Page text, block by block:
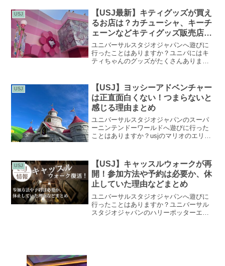
ので調べたことをまとめていきます！ス
ポンサーリンク (...
USJ
【USJ最新】キティグッズが買え
るお店は？カチューシャ、キーチ
ェーンなどキティグッズ販売店ま
とめ
ユニバーサルスタジオジャパンへ遊びに
行ったことはありますか？ユニバにはキ
ティちゃんのグッズがたくさんありま
ます。そんなキティちゃんのカチューシ
ャはどこで買えるのかオスス...
USJ
【USJ】ヨッシーアドベンチャー
は正直面白くない！つまらないと
感じる理由まとめ
ユニバーサルスタジオジャパンのスーパ
ーニンテンドーワールドへ遊びに行った
ことはありますか？usjのマリオのエリア
ヨッシーアドベンチャーは実はあまり面
白くないのです。なぜ...
USJ
【USJ】キャッスルウォークが再
開！参加方法や予約は必要か、休
止していた理由などまとめ
ユニバーサルスタジオジャパンへ遊びに
行ったことはありますか？ユニバーサル
スタジオジャパンのハリーポッターエリ